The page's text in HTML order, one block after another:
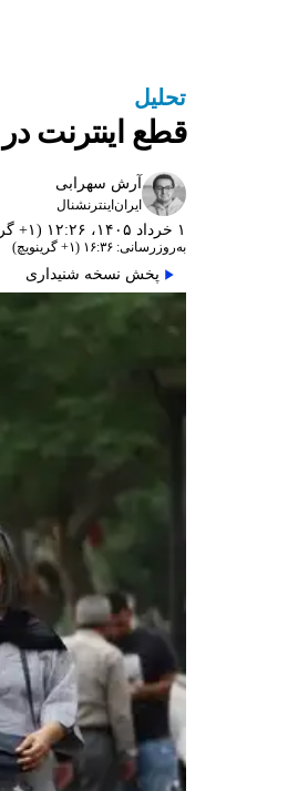
تحلیل
قطع اینترنت
آرش سهرابی
ایران‌اینترنشنال
۱ خرداد ۱۴۰۵، ۱۲:۲۶ (‎+۱ گرینویچ)
به‌روزرسانی: ۱۶:۳۶ (‎+۱ گرینویچ)
پخش نسخه شنیداری